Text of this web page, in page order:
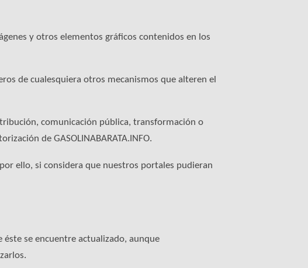
y otros elementos gráficos contenidos en los
de cualesquiera otros mecanismos que alteren el
comunicación pública, transformación o
de GASOLINABARATA.INFO.
ello, si considera que nuestros portales pudieran
éste se encuentre actualizado, aunque